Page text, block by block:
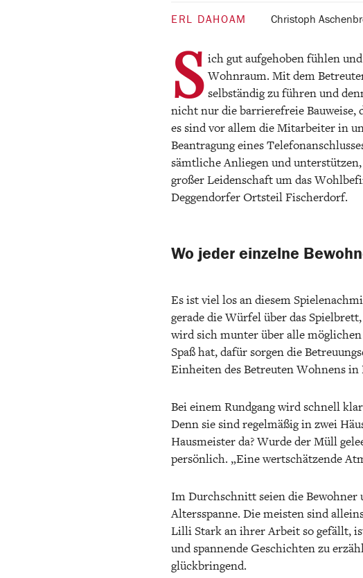
ERL DAHOAM Christoph
S ich gut aufgehoben fühlen
Wohnraum. Mit dem
selbständig zu führen und
nicht nur die barrierefreie Bauweise,
es sind vor allem die Mitarbeiter in
Beantragung eines
sämtliche Anliegen und
großer Leidenschaft um das
Deggendorfer Ortsteil Fischerdorf.
Wo jeder einzelne
Es ist viel los an diesem
gerade die Würfel über das
wird sich munter über alle
Spaß hat, dafür sorgen die
Einheiten des Betreuten Wohnens in
Bei einem Rundgang wird schnell
Denn sie sind regelmäßig in zwei
Hausmeister da? Wurde der Müll
persönlich. „Eine wertschätzende
Im Durchschnitt seien die Bewohner
Altersspanne. Die meisten sind
Lilli Stark an ihrer Arbeit so gefällt,
und spannende Geschichten zu
glückbringend.